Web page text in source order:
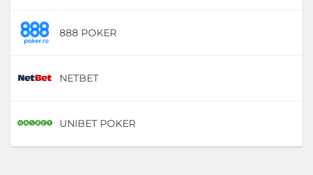
888 POKER
NETBET
UNIBET POKER